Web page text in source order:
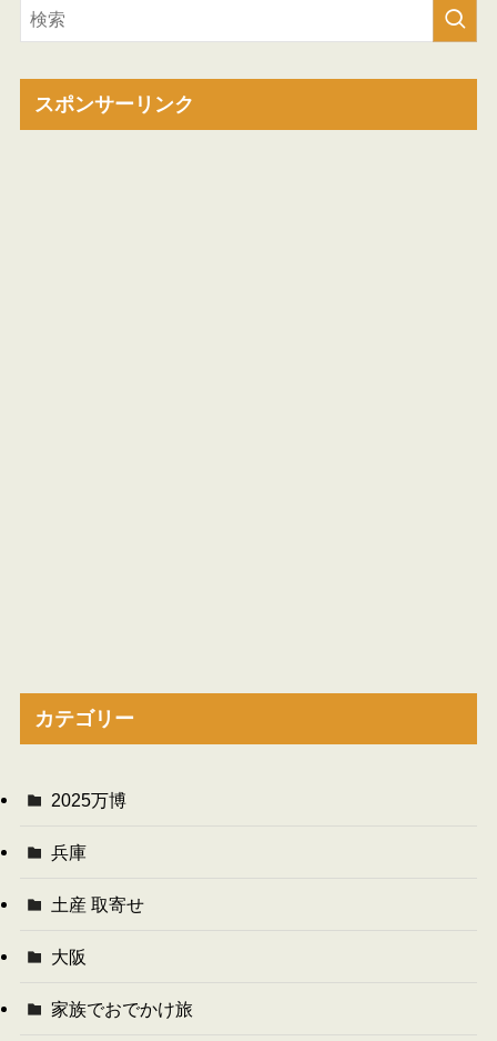
スポンサーリンク
カテゴリー
2025万博
兵庫
土産 取寄せ
大阪
家族でおでかけ旅